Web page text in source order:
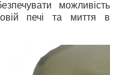
можливість
печі та миття в